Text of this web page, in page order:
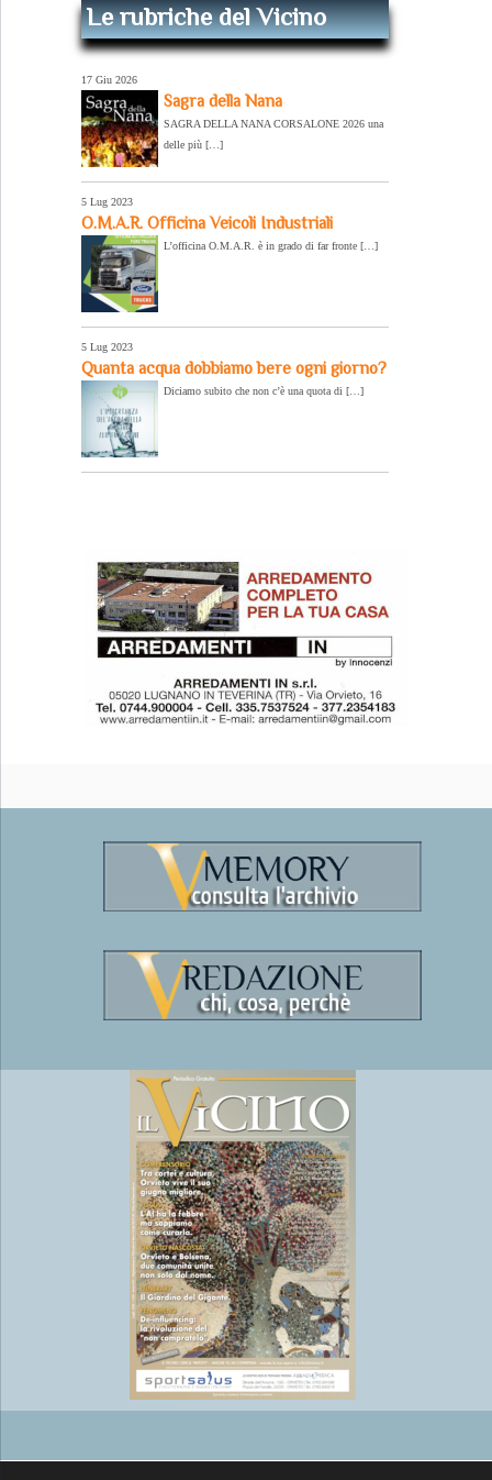
Le rubriche del Vicino
17 Giu 2026
Sagra della Nana
SAGRA DELLA NANA CORSALONE 2026 una
delle più […]
5 Lug 2023
O.M.A.R. Officina Veicoli Industriali
L’officina O.M.A.R. è in grado di far fronte […]
5 Lug 2023
Quanta acqua dobbiamo bere ogni giorno?
Diciamo subito che non c’è una quota di […]